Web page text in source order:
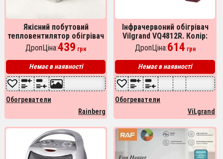
Якісний побутовий
тепловентилятор обігрівач
RAINBERG RB-165 дуйчик
ДропЦіна:439 грн
Немає в наявності
Обогреватели
Rainberg
Інфрачервоний обігрівач
Vilgrand VQ4812R. Колір:
червоний
ДропЦіна:614 грн
Немає в наявності
Обогреватели
ViLgrand